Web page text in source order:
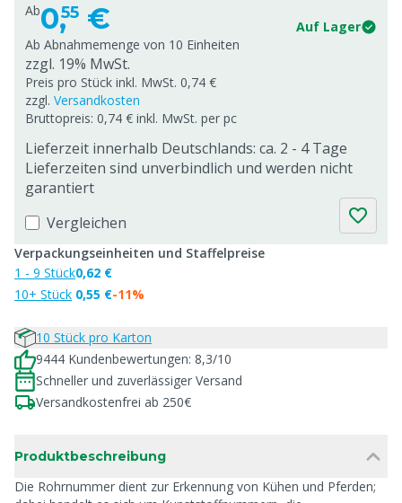
Ab0,55 €
Auf Lager
Ab Abnahmemenge von 10 Einheiten
zzgl. 19% MwSt.
Preis pro Stück inkl. MwSt. 0,74 €
zzgl. Versandkosten
Bruttopreis: 0,74 € inkl. MwSt. per pc
Lieferzeit innerhalb Deutschlands: ca. 2 - 4 Tage
Lieferzeiten sind unverbindlich und werden nicht
garantiert
Vergleichen
Verpackungseinheiten und Staffelpreise
1 - 9 Stück
10+ Stück
0,62 €
0,55 €-11%
10 Stück pro Karton
9444 Kundenbewertungen: 8,3/10
Schneller und zuverlässiger Versand
Versandkostenfrei ab 250€
Produktbeschreibung
Die Rohrnummer dient zur Erkennung von Kühen und Pferden;